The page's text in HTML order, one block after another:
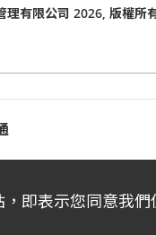
，即表示您同意我
理有限公司 2026, 版權所